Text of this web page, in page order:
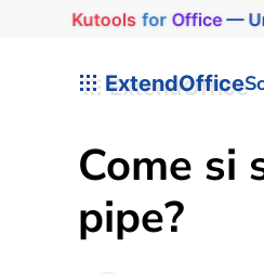
Kutools for Office—
ExtendOffice
Come si
pipe?